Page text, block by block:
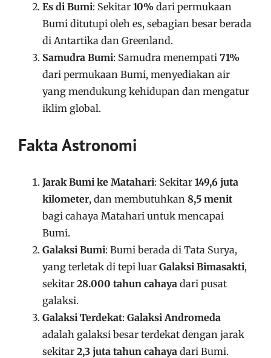
Es di Bumi: Sekitar 10% dari permukaan
Bumi ditutupi oleh es, sebagian besar berada
di Antartika dan Greenland.
Samudra Bumi: Samudra menempati 71%
dari permukaan Bumi, menyediakan air
yang mendukung kehidupan dan mengatur
iklim global.
Fakta Astronomi
Jarak Bumi ke Matahari: Sekitar 149,6 juta
kilometer, dan membutuhkan 8,5 menit
bagi cahaya Matahari untuk mencapai
Bumi.
Galaksi Bumi: Bumi berada di Tata Surya,
yang terletak di tepi luar Galaksi Bimasakti,
sekitar 28.000 tahun cahaya dari pusat
galaksi.
Galaksi Terdekat: Galaksi Andromeda
adalah galaksi besar terdekat dengan jarak
sekitar 2,3 juta tahun cahaya dari Bumi.